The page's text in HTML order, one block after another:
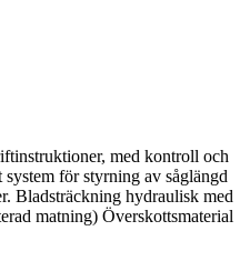
med kontroll och
för styrning av såglängd
Bladsträckning hydraulisk med
matning) Överskottsmaterial